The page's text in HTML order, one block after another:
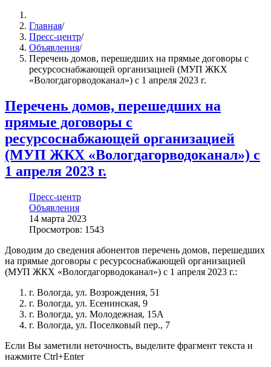
Главная/
Пресс-центр/
Объявления/
Перечень домов, перешедших на прямые договоры с
ресурсоснабжающей организацией (МУП ЖКХ
«Вологдагорводоканал») с 1 апреля 2023 г.
Перечень домов, перешедших на
прямые договоры с
ресурсоснабжающей организацией
(МУП ЖКХ «Вологдагорводоканал») с
1 апреля 2023 г.
Пресс-центр
Объявления
14 марта 2023
Просмотров: 1543
Доводим до сведения абонентов перечень домов, перешедших
на прямые договоры с ресурсоснабжающей организацией
(МУП ЖКХ «Вологдагорводоканал») с 1 апреля 2023 г.:
г. Вологда, ул. Возрождения, 51
г. Вологда, ул. Есенинская, 9
г. Вологда, ул. Молодежная, 15А
г. Вологда, ул. Поселковый пер., 7
Если Вы заметили неточность, выделите фрагмент текста и
нажмите Ctrl+Enter